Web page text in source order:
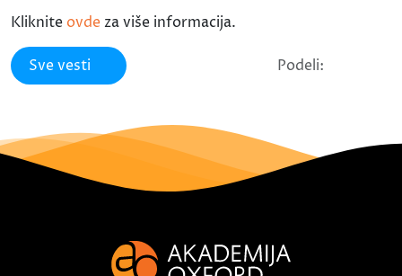
Kliknite ovde za više informacija.
Sve vesti Podeli: